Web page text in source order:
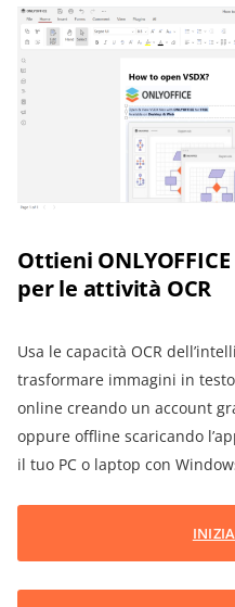
Ottieni
per le attività OCR
Usa le capacità OCR
trasformare immagini in
online creando un account
oppure offline scaricando
il tuo PC o laptop con